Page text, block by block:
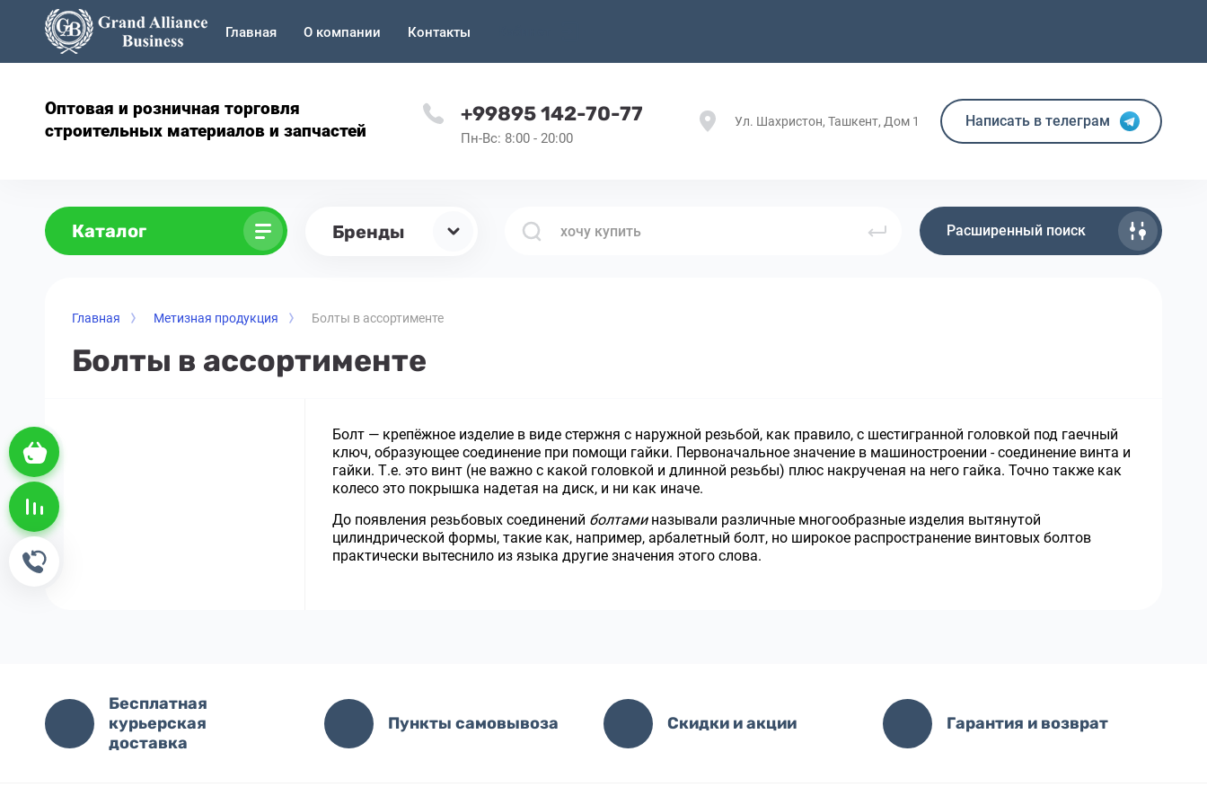
Главная О компании Контакты
Оптовая и розничная торговля
строительных материалов и запчастей
+99895 142-70-77
Пн-Вс: 8:00 - 20:00
Ул. Шахристон, Ташкент, Дом 1 Написать в телеграм
Каталог Бренды Расширенный поиск
Главная Метизная продукция Болты в ассортименте
Болты в ассортименте
Болт — крепёжное изделие в виде стержня с наружной резьбой, как правило, с шестигранной головкой под гаечный
ключ, образующее соединение при помощи гайки. Первоначальное значение в машиностроении - соединение винта и
гайки. Т.е. это винт (не важно с какой головкой и длинной резьбы) плюс накрученая на него гайка. Точно также как
колесо это покрышка надетая на диск, и ни как иначе.
До появления резьбовых соединений болтаминазывали различные многообразные изделия вытянутой
цилиндрической формы, такие как, например, арбалетный болт, но широкое распространение винтовых болтов
практически вытеснило из языка другие значения этого слова.
Бесплатная
курьерская
доставка
Пункты самовывоза Скидки и акции Гарантия и возврат